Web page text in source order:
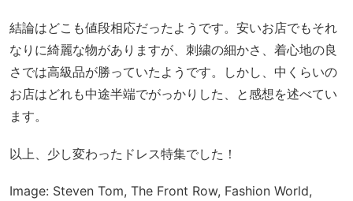
結論はどこも値段相応だったようです。安いお店でもそれ
なりに綺麗な物がありますが、刺繍の細かさ、着心地の良
さでは高級品が勝っていたようです。しかし、中くらいの
お店はどれも中途半端でがっかりした、と感想を述べてい
ます。
以上、少し変わったドレス特集でした！
Image: Steven Tom, The Front Row, Fashion World,